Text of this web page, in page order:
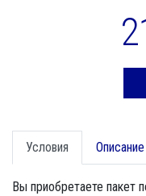
Условия Описание
Вы приобретаете пакет